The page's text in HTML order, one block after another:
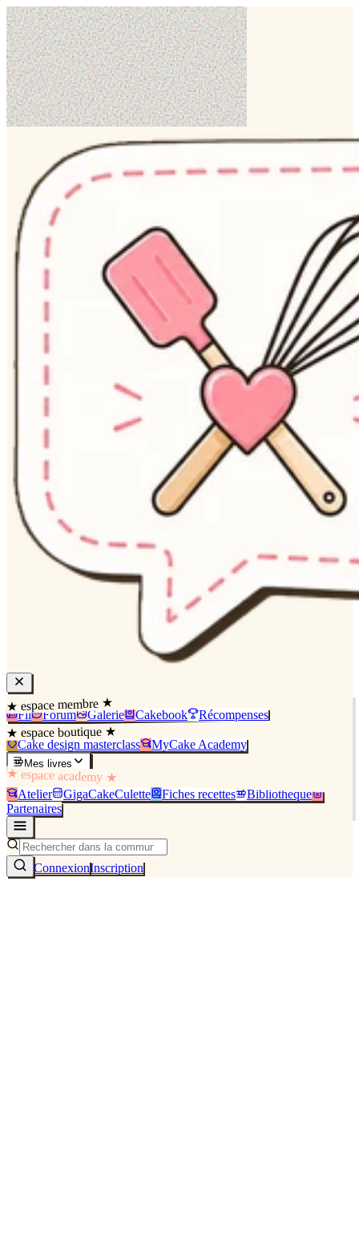
★ espace membre ★
Fil Forum Galerie Cakebook Récompenses
★ espace boutique ★
Cake design masterclass MyCake Academy
Mes livres
★ espace academy ★
Atelier GigaCakeCulette Fiches recettes
Bibliothèque
Partenaires
ConnexionInscription